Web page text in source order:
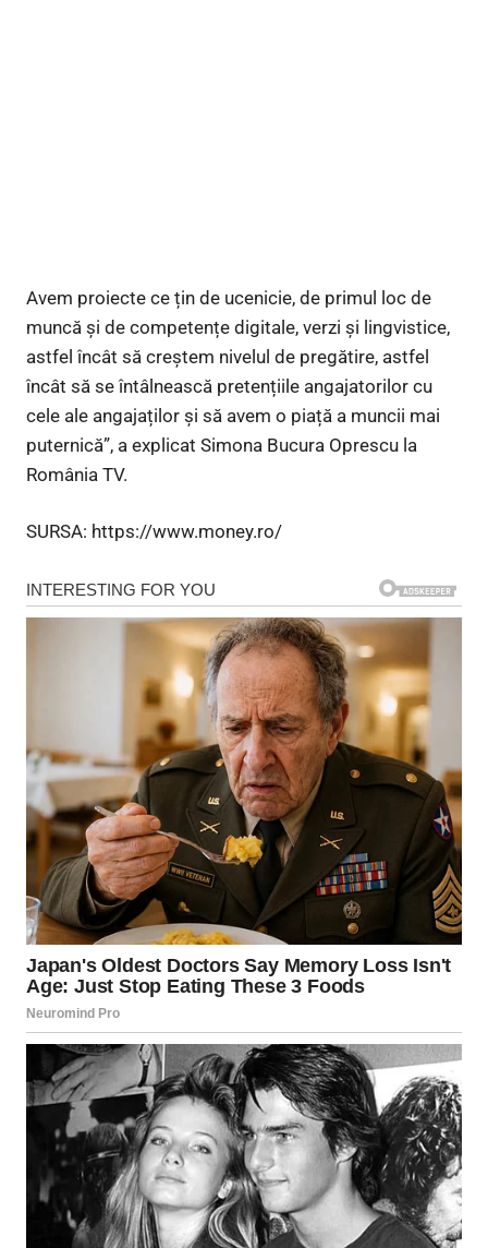
Avem proiecte ce țin de ucenicie, de primul loc de
muncă și de competențe digitale, verzi și lingvistice,
astfel încât să creștem nivelul de pregătire, astfel
încât să se întâlnească pretențiile angajatorilor cu
cele ale angajaților și să avem o piață a muncii mai
puternică”, a explicat Simona Bucura Oprescu la
România TV.
SURSA: https://www.money.ro/